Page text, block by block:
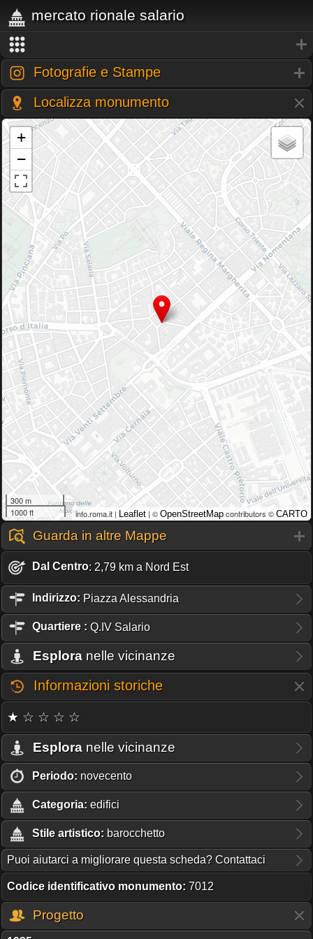
mercato rionale salario
Fotografie e Stampe
Localizza monumento
+
−
300 m
1000 ft
info.roma.it | Leaflet | © OpenStreetMap contributors © CARTO
Guarda in altre Mappe
Dal Centro: 2,79 km a Nord Est
Indirizzo: Piazza Alessandria
Quartiere : Q.IV Salario
Esplora nelle vicinanze
Informazioni storiche
★ ☆ ☆ ☆ ☆
Esplora nelle vicinanze
Periodo: novecento
Categoria: edifici
Stile artistico: barocchetto
Puoi aiutarci a migliorare questa scheda? Contattaci
Codice identificativo monumento: 7012
Progetto